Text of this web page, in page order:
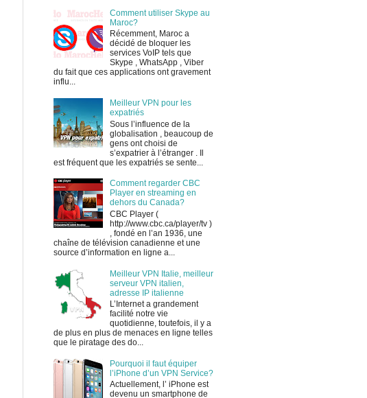
Comment utiliser Skype au
Maroc?
Récemment, Maroc a
décidé de bloquer les
services VoIP tels que
Skype , WhatsApp , Viber
du fait que ces applications ont gravement
influ...
Meilleur VPN pour les
expatriés
Sous l’influence de la
globalisation , beaucoup de
gens ont choisi de
s’expatrier à l’étranger . Il
est fréquent que les expatriés se sente...
Comment regarder CBC
Player en streaming en
dehors du Canada?
CBC Player (
http://www.cbc.ca/player/tv )
, fondé en l’an 1936, une
chaîne de télévision canadienne et une
source d’information en ligne a...
Meilleur VPN Italie, meilleur
serveur VPN italien,
adresse IP italienne
L’Internet a grandement
facilité notre vie
quotidienne, toutefois, il y a
de plus en plus de menaces en ligne telles
que le piratage des do...
Pourquoi il faut équiper
l’iPhone d’un VPN Service?
Actuellement, l’ iPhone est
devenu un smartphone de